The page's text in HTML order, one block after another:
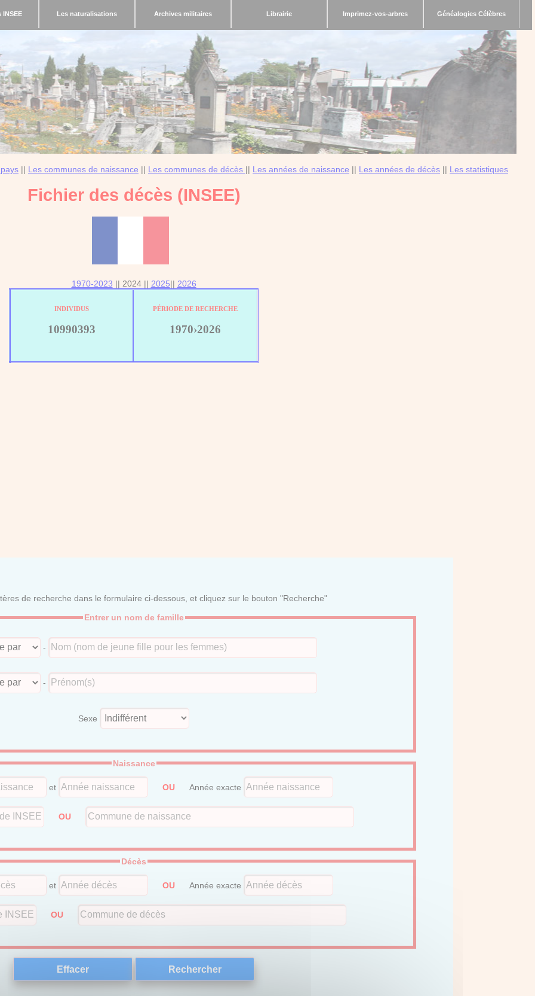
INSEE Les naturalisations Archives militaires Librairie Imprimez-vos-arbres Généalogies Célèbres
|| Les communes de naissance || Les communes de décès || Les années de naissance || Les années de décès || Les statistiques
Fichier des décès (INSEE)
1970-2023 || 2024 || 2025|| 2026
INDIVIDUS
10990393
PÉRIODE DE RECHERCHE
1970›2026
de recherche dans le formulaire ci-dessous, et cliquez sur le bouton "Recherche"
Entrer un nom de famille
-
-
Sexe
Naissance
et OU Année exacte
OU
Décès
et OU Année exacte
OU